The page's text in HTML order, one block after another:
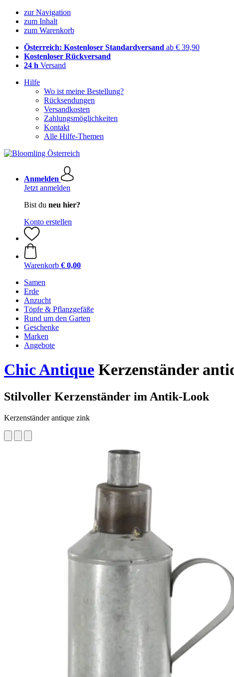
zur Navigation
zum Inhalt
zum Warenkorb
Österreich: Kostenloser Standardversand ab € 39,90
Kostenloser Rückversand
24 h Versand
Hilfe
Wo ist meine Bestellung?
Rücksendungen
Versandkosten
Zahlungsmöglichkeiten
Kontakt
Alle Hilfe-Themen
Anmelden
Jetzt anmelden
Bist du neu hier?
Konto erstellen
Warenkorb € 0,00
Samen
Erde
Anzucht
Töpfe & Pflanzgefäße
Rund um den Garten
Geschenke
Marken
Angebote
Chic Antique Kerzenständer
Stilvoller Kerzenständer im Antik-Look
Kerzenständer antique zink